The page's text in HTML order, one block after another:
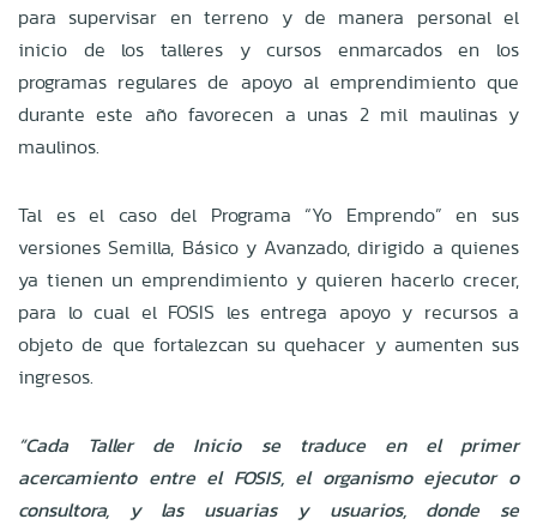
para supervisar en terreno y de manera personal el
inicio de los talleres y cursos enmarcados en los
programas regulares de apoyo al emprendimiento que
durante este año favorecen a unas 2 mil maulinas y
maulinos.
Tal es el caso del Programa “Yo Emprendo” en sus
versiones Semilla, Básico y Avanzado, dirigido a quienes
ya tienen un emprendimiento y quieren hacerlo crecer,
para lo cual el FOSIS les entrega apoyo y recursos a
objeto de que fortalezcan su quehacer y aumenten sus
ingresos.
“Cada Taller de Inicio se traduce en el primer
acercamiento entre el FOSIS, el organismo ejecutor o
consultora, y las usuarias y usuarios, donde se